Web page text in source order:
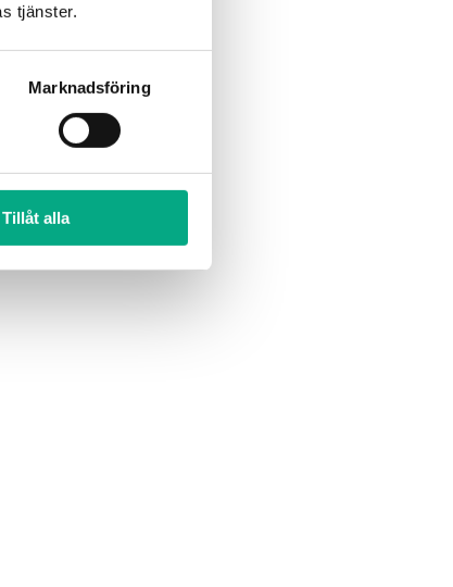
tjänster.
Marknadsföring
Tillåt alla